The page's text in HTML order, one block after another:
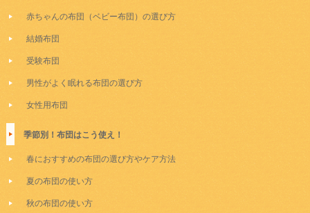
赤ちゃんの布団（ベビー布団）の選び方
結婚布団
受験布団
男性がよく眠れる布団の選び方
女性用布団
季節別！布団はこう使え！
春におすすめの布団の選び方やケア方法
夏の布団の使い方
秋の布団の使い方